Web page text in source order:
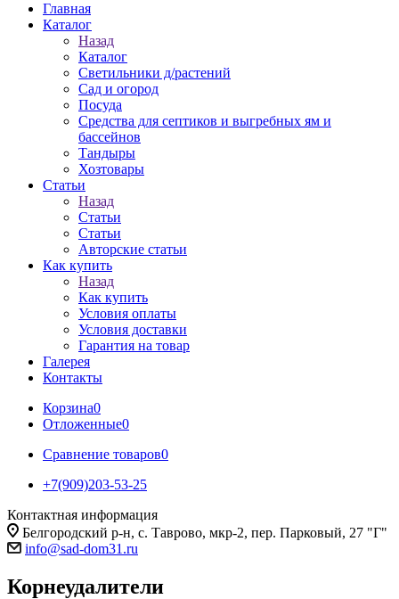
Главная
Каталог
Назад
Каталог
Светильники д/растений
Сад и огород
Посуда
Средства для септиков и выгребных ям и
бассейнов
Тандыры
Хозтовары
Статьи
Назад
Статьи
Статьи
Авторские статьи
Как купить
Назад
Как купить
Условия оплаты
Условия доставки
Гарантия на товар
Галерея
Контакты
Корзина0
Отложенные0
Сравнение товаров0
+7(909)203-53-25
Контактная информация
Белгородский р-н, с. Таврово, мкр-2, пер. Парковый, 27 "Г"
info@sad-dom31.ru
Корнеудалители